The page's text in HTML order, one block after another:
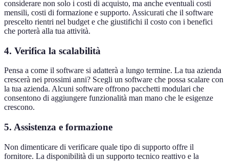
considerare non solo i costi di acquisto, ma anche eventuali costi
mensili, costi di formazione e supporto. Assicurati che il software
prescelto rientri nel budget e che giustifichi il costo con i benefici
che porterà alla tua attività.
4. Verifica la scalabilità
Pensa a come il software si adatterà a lungo termine. La tua azienda
crescerà nei prossimi anni? Scegli un software che possa scalare con
la tua azienda. Alcuni software offrono pacchetti modulari che
consentono di aggiungere funzionalità man mano che le esigenze
crescono.
5. Assistenza e formazione
Non dimenticare di verificare quale tipo di supporto offre il
fornitore. La disponibilità di un supporto tecnico reattivo e la